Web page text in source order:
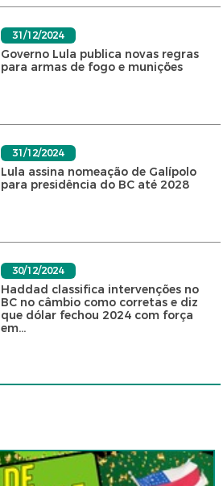
31/12/2024
Governo Lula publica novas regras
para armas de fogo e munições
31/12/2024
Lula assina nomeação de Galípolo
para presidência do BC até 2028
30/12/2024
Haddad classifica intervenções no
BC no câmbio como corretas e diz
que dólar fechou 2024 com força
em...